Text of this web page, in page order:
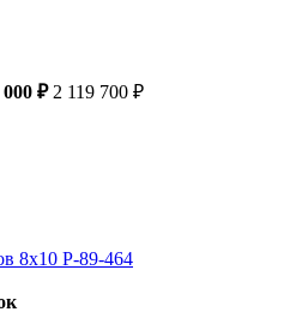
000 ₽ 2 119 700 ₽
8х10 Р-89-464